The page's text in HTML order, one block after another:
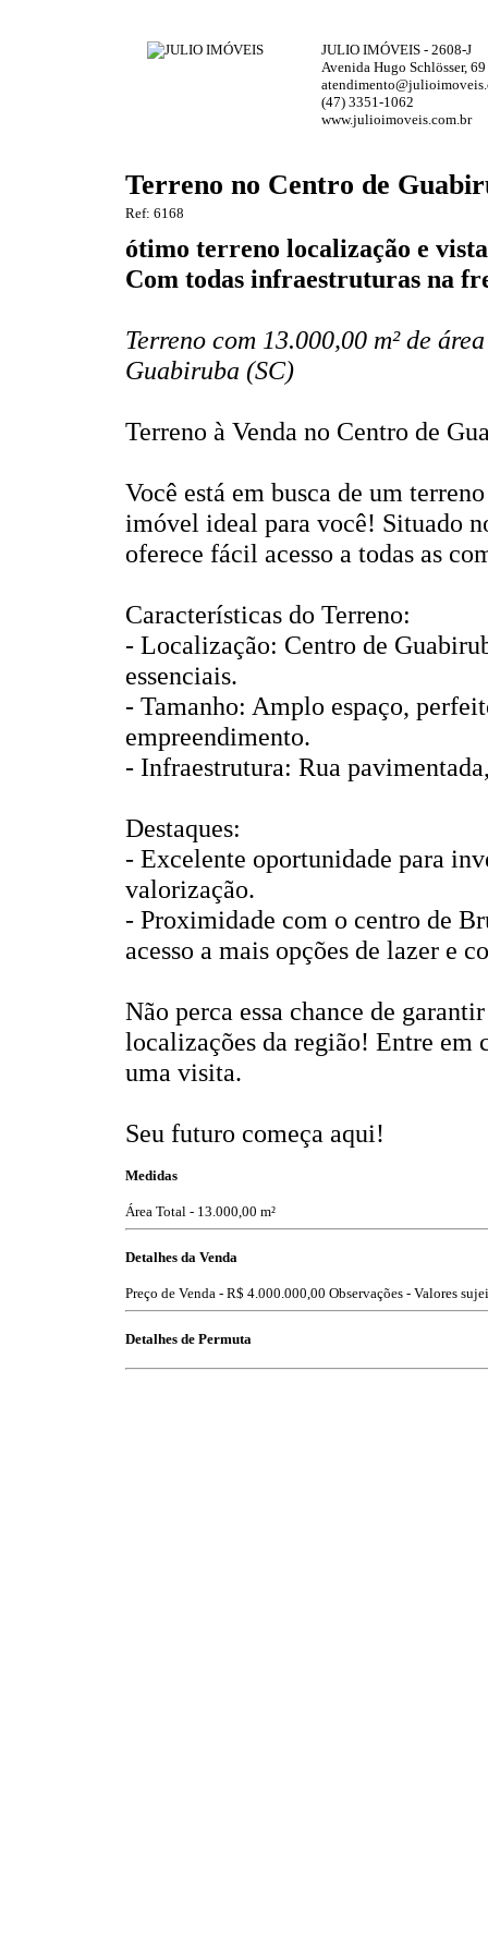
JULIO IMÓVEIS - 2608-J
Avenida Hugo Schlösser,
(47) 3351-1062
www.julioimoveis.com.br
Terreno no Centro de
Ref: 6168
ótimo terreno localização e
Com todas infraestruturas na
Terreno com 13.000,00 m² de
Guabiruba (SC)
Terreno à Venda no Centro de
Você está em busca de um
imóvel ideal para você! Situado
oferece fácil acesso a todas as
Características do Terreno:
- Localização: Centro de
essenciais.
- Tamanho: Amplo espaço,
empreendimento.
- Infraestrutura: Rua
Destaques:
- Excelente oportunidade para
valorização.
- Proximidade com o centro de
acesso a mais opções de lazer e
Não perca essa chance de
localizações da região! Entre em
uma visita.
Seu futuro começa aqui!
Medidas
Área Total - 13.000,00 m²
Detalhes da Venda
Preço de Venda - R$ 4.000.000,00 Observações - Valores
Detalhes de Permuta